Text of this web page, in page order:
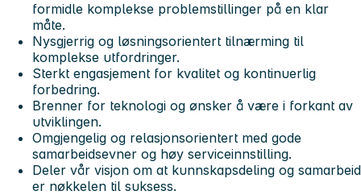
formidle komplekse problemstillinger på en klar
måte.
Nysgjerrig og løsningsorientert tilnærming til
komplekse utfordringer.
Sterkt engasjement for kvalitet og kontinuerlig
forbedring.
Brenner for teknologi og ønsker å være i forkant av
utviklingen.
Omgjengelig og relasjonsorientert med gode
samarbeidsevner og høy serviceinnstilling.
Deler vår visjon om at kunnskapsdeling og samarbeid
er nøkkelen til suksess.